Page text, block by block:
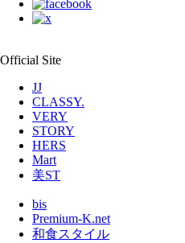
Official Site
JJ
CLASSY.
VERY
STORY
HERS
Mart
美ST
bis
Premium-K.net
和食スタイル